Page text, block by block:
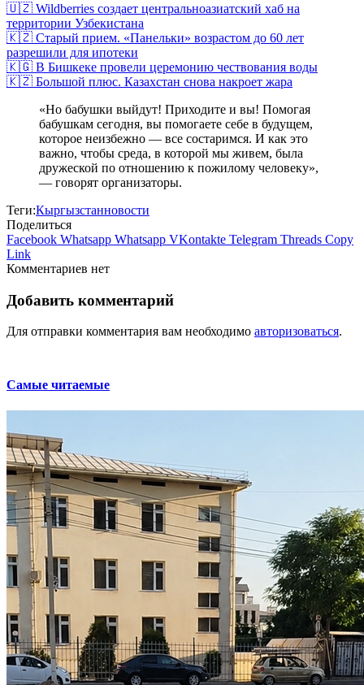
🇺🇿 Wildberries создает центральноазиатский хаб на
территории Узбекистана
🇰🇿 Старый прием. «Панельки» возрастом до 60 лет
разрешили для ипотеки
🇰🇬 В Бишкеке провели церемонию чествования воды
🇰🇿 Большой плюс. Казахстан снова накроет жара
«Но бабушки выйдут! Приходите и вы! Помогая
бабушкам сегодня, вы помогаете себе в будущем,
которое неизбежно — все состаримся. И как это
важно, чтобы среда, в которой мы живем, была
дружеской по отношению к пожилому человеку»,
— говорят организаторы.
Теги:Кыргызстанновости
Поделиться
Facebook Whatsapp Whatsapp VKontakte Telegram Threads Copy
Link
Комментариев нет
Добавить комментарий
Для отправки комментария вам необходимо авторизоваться.
Самые читаемые